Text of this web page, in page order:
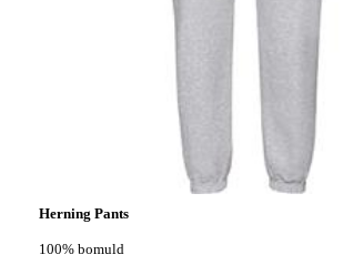
Herning Pants
100% bomuld